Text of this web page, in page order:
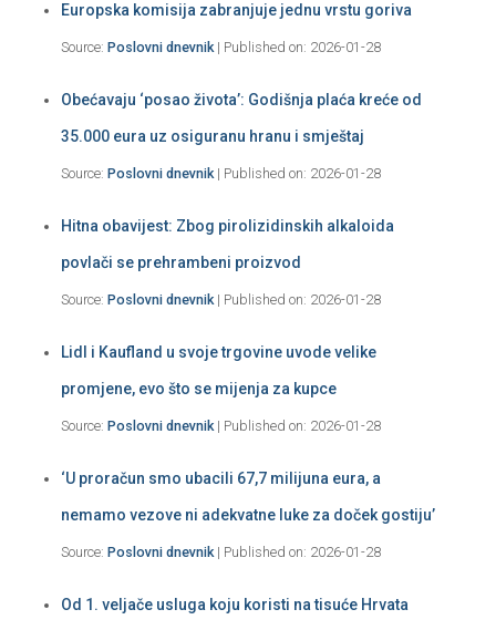
Europska komisija zabranjuje jednu vrstu goriva
Source: Poslovni dnevnik Published on: 2026-01-28
Obećavaju ‘posao života’: Godišnja plaća kreće od
35.000 eura uz osiguranu hranu i smještaj
Source: Poslovni dnevnik Published on: 2026-01-28
Hitna obavijest: Zbog pirolizidinskih alkaloida
povlači se prehrambeni proizvod
Source: Poslovni dnevnik Published on: 2026-01-28
Lidl i Kaufland u svoje trgovine uvode velike
promjene, evo što se mijenja za kupce
Source: Poslovni dnevnik Published on: 2026-01-28
‘U proračun smo ubacili 67,7 milijuna eura, a
nemamo vezove ni adekvatne luke za doček gostiju’
Source: Poslovni dnevnik Published on: 2026-01-28
Od 1. veljače usluga koju koristi na tisuće Hrvata